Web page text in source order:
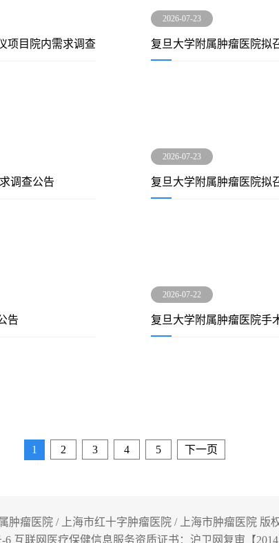
项目院内需求调查
2026-07-23
复旦大学附属肿瘤医院拟
调查公告
2026-07-23
复旦大学附属肿瘤医院拟
告
2026-07-22
复旦大学附属肿瘤医院手
1 2 3 4 5 下一页
肿瘤医院 / 上海市红十字肿瘤医院 / 上海市肿瘤医院 版
-6 互联网医疗保健信息服务资质证书：沪卫网复审【